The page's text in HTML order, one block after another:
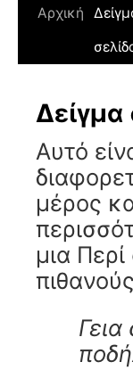
Αρχική
Δείγμα
Αυτό
μέρος
μια